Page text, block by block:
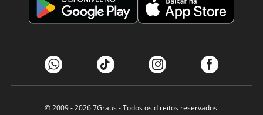
© 2009 - 20267Graus- Todos os direitos reservados.